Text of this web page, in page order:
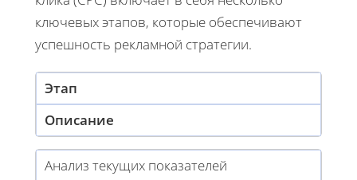
ключевых этапов, которые обеспечивают
успешность рекламной стратегии.
Этап
Описание
Анализ текущих показателей